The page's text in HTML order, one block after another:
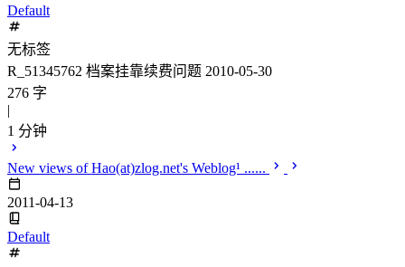
Default
无标签
R_51345762 档案挂靠续费问题 2010-05-30
276 字
|
1 分钟
New views of Hao(at)zlog.net's Weblog¹ ......
2011-04-13
Default